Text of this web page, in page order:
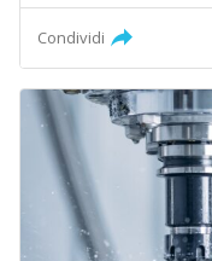
Condividi